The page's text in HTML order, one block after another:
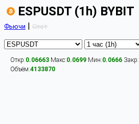
ESPUSDT (1h) BYBIT
Фьючи | Спот
Откр:0.06663 Макс:0.0699 Мин:0.0666 Закр:
Объём:4133870